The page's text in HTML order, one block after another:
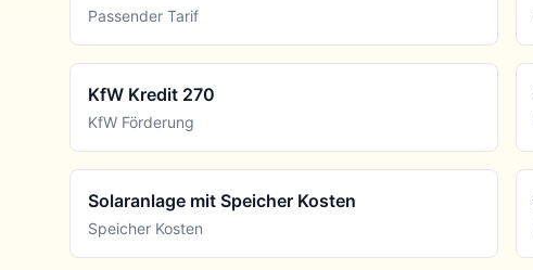
Passender Tarif
KfW Kredit 270
KfW Förderung
Solaranlage mit Speicher Kosten
Speicher Kosten